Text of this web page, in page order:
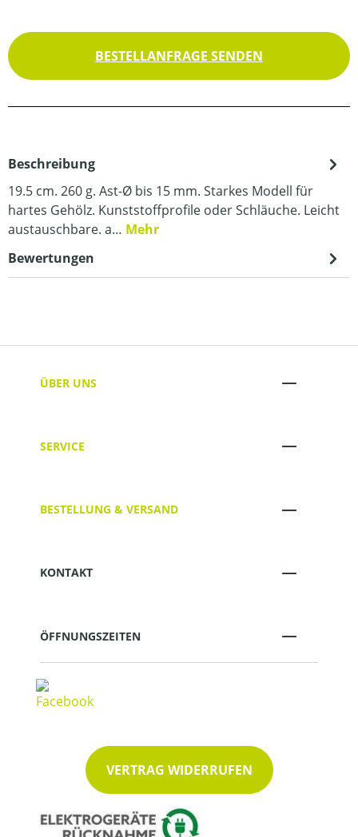
BESTELLANFRAGE SENDEN
Beschreibung
19.5 cm. 260 g. Ast-Ø bis 15 mm. Starkes Modell für
hartes Gehölz. Kunststoffprofile oder Schläuche. Leicht
austauschbare. a… Mehr
Bewertungen
ÜBER UNS
SERVICE
BESTELLUNG & VERSAND
KONTAKT
ÖFFNUNGSZEITEN
VERTRAG WIDERRUFEN